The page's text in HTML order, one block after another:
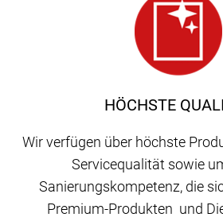
HÖCHSTE
Wir verfügen über höchste
Servicequalität sowie
Sanierungskompetenz, die
Premium-Produkten und